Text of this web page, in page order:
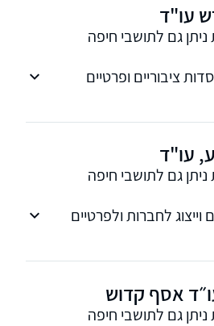
עו"ד
ניתן גם לתושבי חיפה
ציבוריים ופרטיים
עו"ד
ניתן גם לתושבי חיפה
לחברות ולפרטיים
אסף קדוש
ניתן גם לתושבי חיפה